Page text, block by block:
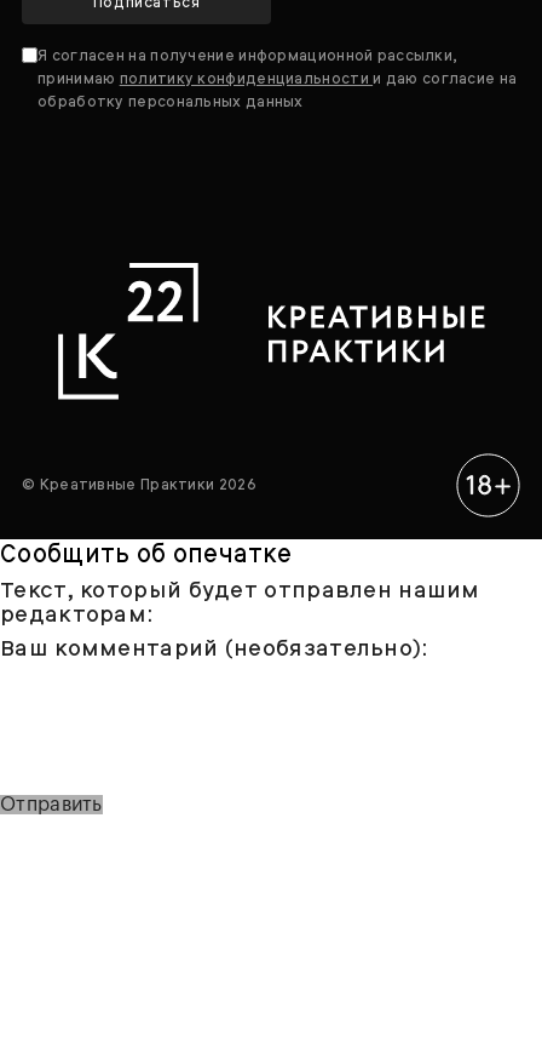
Я согласен на получение информационной рассылки,
принимаю политику конфиденциальностии даю согласие на
обработку персональных данных
© Креативные Практики 2026
Сообщить об опечатке
Текст, который будет отправлен нашим
редакторам:
Ваш комментарий (необязательно):
Отправить